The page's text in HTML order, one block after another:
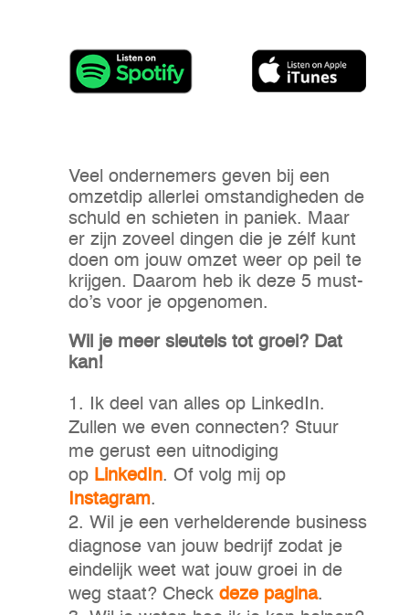
Veel ondernemers geven bij een
omzetdip allerlei omstandigheden de
schuld en schieten in paniek. Maar
er zijn zoveel dingen die je zélf kunt
doen om jouw omzet weer op peil te
krijgen. Daarom heb ik deze 5 must-
do’s voor je opgenomen.
Wil je meer sleutels tot groei? Dat
kan!
Ik deel van alles op LinkedIn.
Zullen we even connecten? Stuur
me gerust een uitnodiging
op LinkedIn. Of volg mij op
Instagram.
Wil je een verhelderende business
diagnose van jouw bedrijf zodat je
eindelijk weet wat jouw groei in de
weg staat? Check deze pagina.